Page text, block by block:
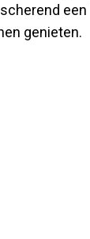
een
genieten.